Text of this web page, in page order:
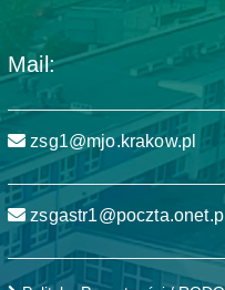
Mail:
zsg1@mjo.krakow.pl
zsgastr1@poczta.onet.pl